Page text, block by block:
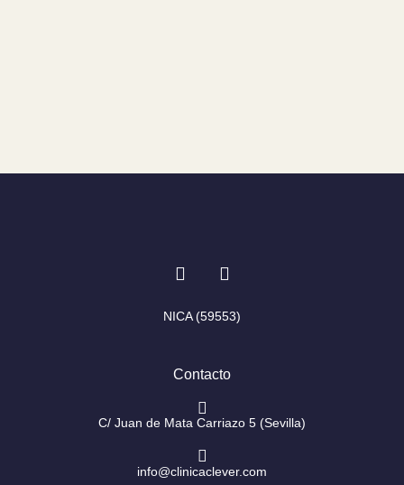
I
n
t
r
F
a
e
o
f
NICA (59553)
Contacto
C/ Juan de Mata Carriazo 5 (Sevilla)
info@clinicaclever.com